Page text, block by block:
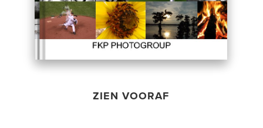
ZIEN VOORAF